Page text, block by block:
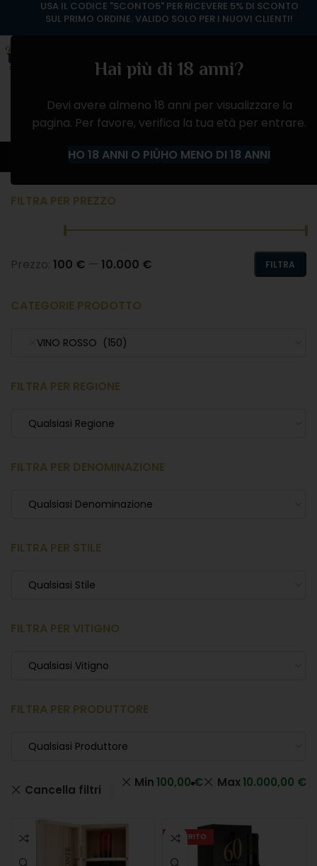
Hai più di 18 anni?
Devi avere almeno 18 anni per visualizzare la
pagina. Per favore, verifica la tua età per entrare.
HO 18 ANNI O PIÙHO MENO DI 18 ANNI
VINO ROSSO
FILTRA PER PREZZO
FILTRA
Prezzo: 100 € — 10.000 €
CATEGORIE PRODOTTO
VINO ROSSO (150)
FILTRA PER REGIONE
Qualsiasi Regione
FILTRA PER DENOMINAZIONE
Qualsiasi Denominazione
FILTRA PER STILE
Qualsiasi Stile
FILTRA PER VITIGNO
Qualsiasi Vitigno
FILTRA PER PRODUTTORE
Qualsiasi Produttore
Cancella filtri Min 100,00€ Max10.000,00 €
ESAURITO
USA IL CODICE "SCONTO5" PER RICEVERE 5% DI SCONTO
SUL PRIMO ORDINE. VALIDO SOLO PER I NUOVI CLIENTI!